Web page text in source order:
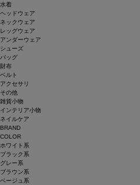
水着
ヘッドウェア
ネックウェア
レッグウェア
アンダーウェア
シューズ
バッグ
財布
ベルト
アクセサリ
その他
雑貨小物
インテリア小物
ネイルケア
BRAND
COLOR
ホワイト系
ブラック系
グレー系
ブラウン系
ベージュ系